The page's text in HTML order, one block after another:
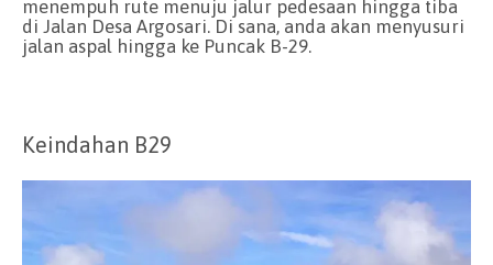
menempuh rute menuju jalur pedesaan hingga tiba
di Jalan Desa Argosari. Di sana, anda akan menyusuri
jalan aspal hingga ke Puncak B-29.
Keindahan B29